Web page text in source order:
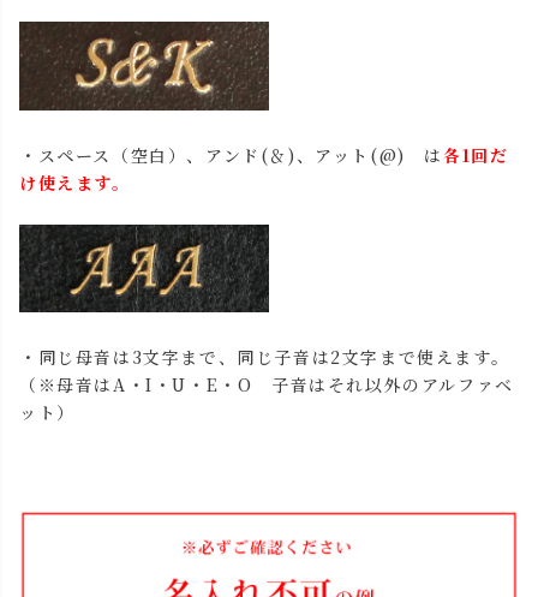
・スペース（空白）、アンド(＆)、アット(@) は各1回だ
け使えます。
・同じ母音は3文字まで、同じ子音は2文字まで使えます。
（※母音はA・I・U・E・O 子音はそれ以外のアルファベ
ット）